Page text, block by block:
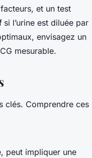
et un test
si l’urine est diluée par
envisagez un
mesurable.
clés. Comprendre ces
peut impliquer une